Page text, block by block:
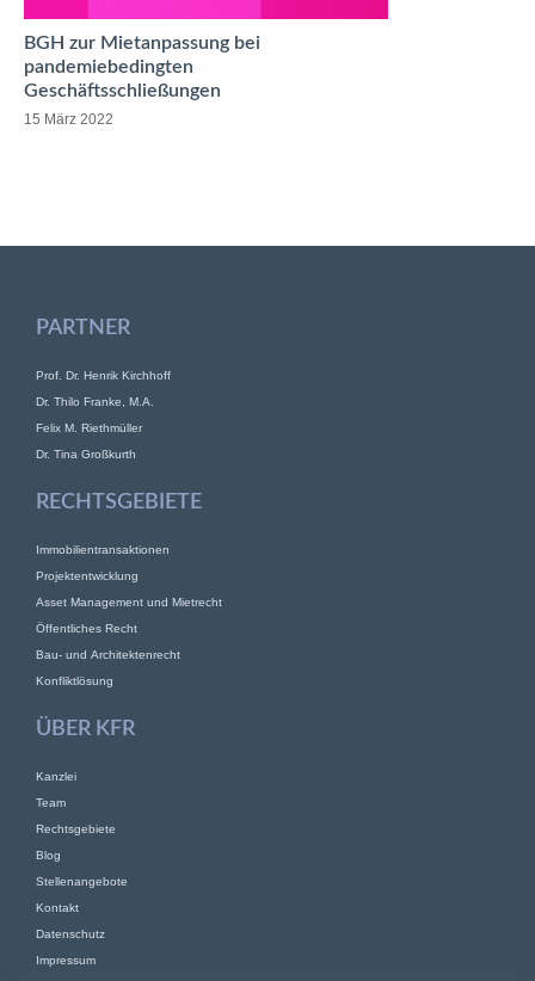
BGH zur Mietanpassung bei
pandemiebedingten
Geschäftsschließungen
15 März 2022
PARTNER
Prof. Dr. Henrik Kirchhoff
Dr. Thilo Franke, M.A.
Felix M. Riethmüller
Dr. Tina Großkurth
RECHTSGEBIETE
Immobilientransaktionen
Projektentwicklung
Asset Management und Mietrecht
Öffentliches Recht
Bau- und Architektenrecht
Konfliktlösung
ÜBER KFR
Kanzlei
Team
Rechtsgebiete
Blog
Stellenangebote
Kontakt
Datenschutz
Impressum